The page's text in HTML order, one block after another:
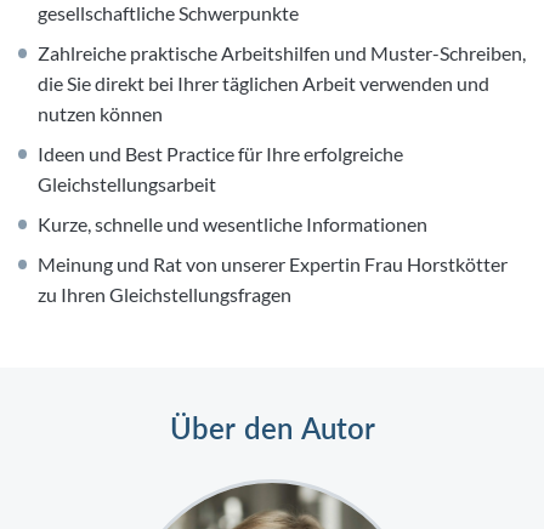
gesellschaftliche Schwerpunkte
Zahlreiche praktische Arbeitshilfen und Muster-Schreiben,
die Sie direkt bei Ihrer täglichen Arbeit verwenden und
nutzen können
Ideen und Best Practice für Ihre erfolgreiche
Gleichstellungsarbeit
Kurze, schnelle und wesentliche Informationen
Meinung und Rat von unserer Expertin Frau Horstkötter
zu Ihren Gleichstellungsfragen
Über den Autor